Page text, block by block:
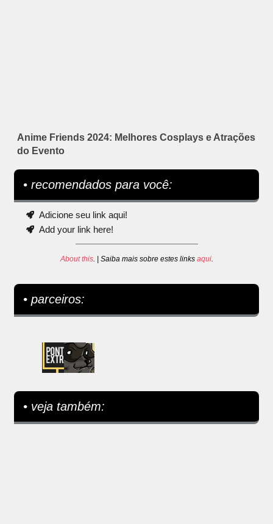
Anime Friends 2024: Melhores Cosplays e Atrações
do Evento
• recomendados para você:
Adicione seu link aqui!
Add your link here!
About this. | Saiba mais sobre estes links aqui.
• parceiros:
• veja também: